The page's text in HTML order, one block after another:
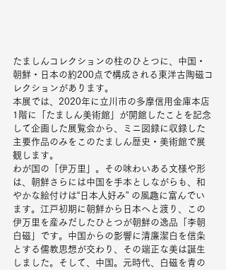
たましんコレクションの柱のひとつに、中国・
朝鮮・日本の約200点で構成される東洋古陶磁コ
レクションがあります。
本展では、2020年に立川市の多摩信用金庫本店
1階に「たましん美術館」が開館したことを記念
して企画した展覧会から、ミニ図録に収録した
主要作品のみをこのたましん歴史・美術館で展
観します。
わが国の「伊万里」。その味わいある文様や形
は、朝鮮さらには中国を手本としながらも、和
やかな絵付けは“日本人好み” の風趣に富んでい
ます。江戸初期に朝鮮から日本へと渡り、この
伊万里を産みだしたひとつが朝鮮の逸品「李朝
白磁」です。中国からの影響に清廉潔白を信条
とする儒教思想が交わり、その端正な美は誕生
しました。そして、中国。元時代、白磁を青の